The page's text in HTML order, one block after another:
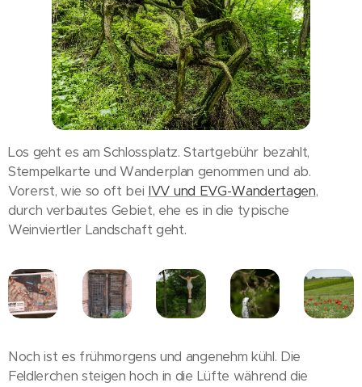
Los geht es am Schlossplatz. Startgebühr bezahlt,
Stempelkarte und Wanderplan genommen und ab.
Vorerst, wie so oft bei IVV und EVG-Wandertagen,
durch verbautes Gebiet, ehe es in die typische
Weinviertler Landschaft geht.
Noch ist es frühmorgens und angenehm kühl. Die
Feldlerchen steigen hoch in die Lüfte während die